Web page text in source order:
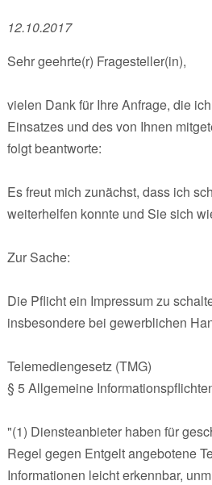
12.10.2017
Sehr geehrte(r) Fragesteller(in),
vielen Dank für Ihre Anfrage, die
Einsatzes und des von Ihnen
folgt beantworte:
Es freut mich zunächst, dass ich
weiterhelfen konnte und Sie sich
Zur Sache:
Die Pflicht ein Impressum zu
insbesondere bei gewerblichen
Telemediengesetz (TMG)
§ 5 Allgemeine
"(1) Diensteanbieter haben für
Regel gegen Entgelt angebotene
Informationen leicht erkennbar,